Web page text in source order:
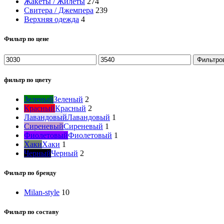
Свитера / Джемпера 239
Верхняя одежда 4
Фильтр по цене
фильтр по цвету
ЗеленыйЗеленый 2
КрасныйКрасный 2
ЛавандовыйЛавандовый 1
СиреневыйСиреневый 1
ФиолетовыйФиолетовый 1
ХакиХаки 1
ЧерныйЧерный 2
Фильтр по бренду
Milan-style 10
Фильтр по составу